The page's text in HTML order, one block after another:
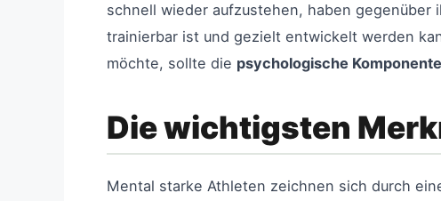
schnell wieder aufzustehen, haben
trainierbar ist und gezielt entwickelt werden
möchte, sollte die psychologische
Die wichtigsten
Mental starke Athleten zeichnen sich durch